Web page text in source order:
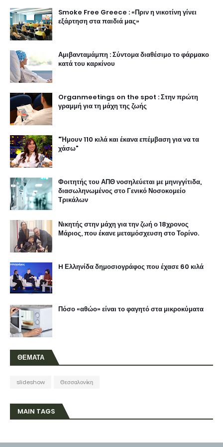
Smoke Free Greece : «Πριν η νικοτίνη γίνει
εξάρτηση στα παιδιά μας»
Αμιβανταμάμπη : Σύντομα διαθέσιμο το φάρμακο
κατά του καρκίνου
Organmeetings on the spot : Στην πρώτη
γραμμή για τη μάχη της ζωής
"Ήμουν 110 κιλά και έκανα επέμβαση για να τα
χάσω"
Φοιτητής του ΑΠΘ νοσηλεύεται με μηνιγγίτιδα,
διασωληνωμένος στο Γενικό Νοσοκομείο
Τρικάλων
Νικητής στην μάχη για την ζωή ο 18χρονος
Μάριος, που έκανε μεταμόσχευση στο Τορίνο.
H Ελληνίδα δημοσιογράφος που έχασε 60 κιλά
Πόσο «αθώο» είναι το φαγητό στα μικροκύματα
ΘΕΜΑΤΑ
slideshow Θεσσαλονίκη
MAIN TAGS